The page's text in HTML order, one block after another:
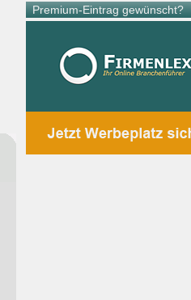
Premium-Eintrag gewünscht?